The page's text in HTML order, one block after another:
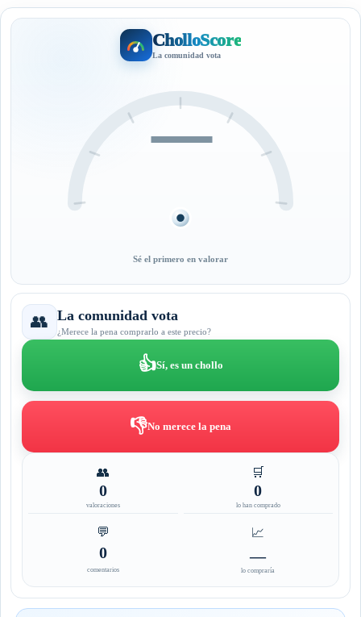
CholloScore
La comunidad vota
—
Sé el primero en valorar
👥 La comunidad vota
¿Merece la pena comprarlo a este precio?
👍Sí, es un chollo
👎No merece la pena
👥
0
valoraciones
🛒
0
lo han comprado
💬
0
comentarios
📈
—
lo compraría